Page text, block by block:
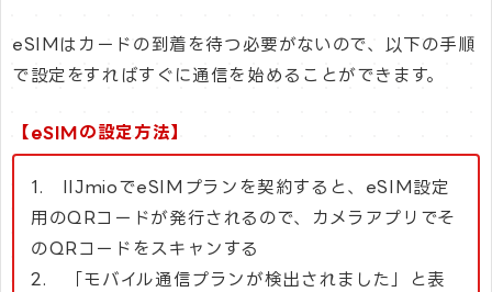
eSIMはカードの到着を待つ必要がないので、以下の手順
で設定をすればすぐに通信を始めることができます。
【eSIMの設定方法】
1. IIJmioでeSIMプランを契約すると、eSIM設定
用のQRコードが発行されるので、カメラアプリでそ
のQRコードをスキャンする
2. 「モバイル通信プランが検出されました」と表